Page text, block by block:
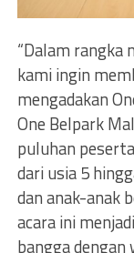
“Dalam rangka
kami ingin
mengadakan
One Belpark
puluhan
dari usia 5
dan anak-anak
acara ini
bangga dengan